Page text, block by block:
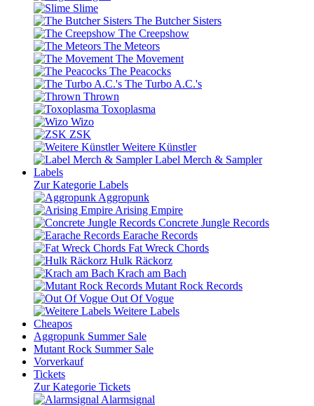
Slime
The Butcher Sisters
The Creepshow
The Meteors
The Movement
The Peacocks
The Turbo A.C.'s
Thrown
Toxoplasma
Wizo
ZSK
Weitere Künstler
Label Merch & Sampler
Labels
Zur Kategorie Labels
Aggropunk
Arising Empire
Concrete Jungle Records
Earache Records
Fat Wreck Chords
Hulk Räckorz
Krach am Bach
Mutant Rock Records
Out Of Vogue
Weitere Labels
Cheapos
Aggropunk Summer Sale
Mutant Rock Summer Sale
Vorverkauf
Tickets
Zur Kategorie Tickets
Alarmsignal